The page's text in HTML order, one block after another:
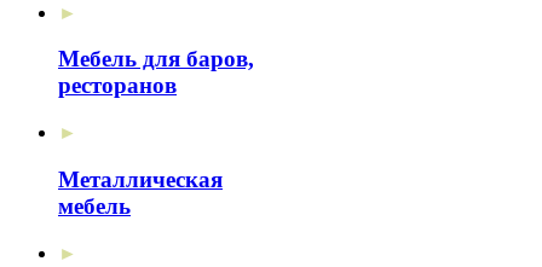
►
Мебель для баров,
ресторанов
►
Металлическая
мебель
►